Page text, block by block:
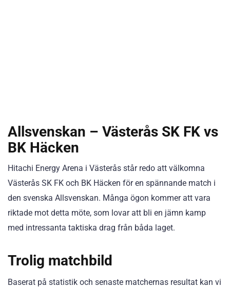
Allsvenskan – Västerås SK FK vs
BK Häcken
Hitachi Energy Arena i Västerås står redo att välkomna
Västerås SK FK och BK Häcken för en spännande match i
den svenska Allsvenskan. Många ögon kommer att vara
riktade mot detta möte, som lovar att bli en jämn kamp
med intressanta taktiska drag från båda laget.
Trolig matchbild
Baserat på statistik och senaste matchernas resultat kan vi